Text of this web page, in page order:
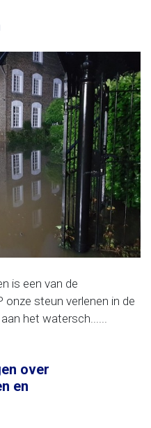
is een van de
onze steun verlenen in de
het watersch......
over
en